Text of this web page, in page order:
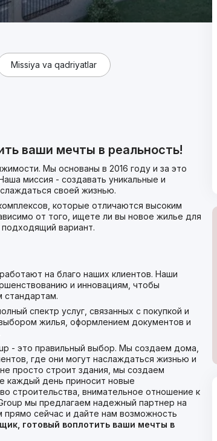
Missiya va qadriyatlar
ваши мечты в реальность!
Мы основаны в 2016 году и за это
миссия - создавать уникальные и
своей жизнью.
которые отличаются высоким
от того, ищете ли вы новое жилье для
вариант.
на благо наших клиентов. Наши
и инновациям, чтобы
стандартам.
спектр услуг, связанных с покупкой и
жилья, оформлением документов и
- это правильный выбор. Мы создаем дома,
где они могут наслаждаться жизнью и
просто строит здания, мы создаем
каждый день приносит новые
строительства, внимательное отношение к
мы предлагаем надежный партнер на
сейчас и дайте нам возможность
готовый воплотить ваши мечты в